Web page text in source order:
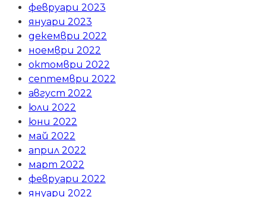
февруари 2023
януари 2023
декември 2022
ноември 2022
октомври 2022
септември 2022
август 2022
юли 2022
юни 2022
май 2022
април 2022
март 2022
февруари 2022
януари 2022